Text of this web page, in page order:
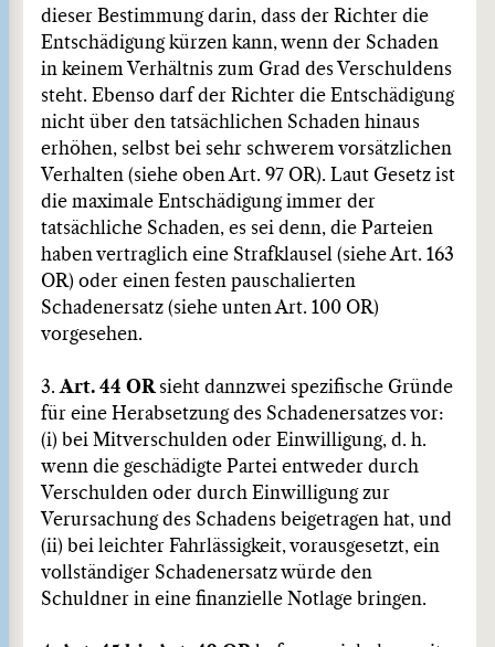
dieser Bestimmung darin, dass der Richter die
Entschädigung kürzen kann, wenn der Schaden
in keinem Verhältnis zum Grad des Verschuldens
steht. Ebenso darf der Richter die Entschädigung
nicht über den tatsächlichen Schaden hinaus
erhöhen, selbst bei sehr schwerem vorsätzlichen
Verhalten (siehe oben Art. 97 OR). Laut Gesetz ist
die maximale Entschädigung immer der
tatsächliche Schaden, es sei denn, die Parteien
haben vertraglich eine Strafklausel (siehe Art. 163
OR) oder einen festen pauschalierten
Schadenersatz (siehe unten Art. 100 OR)
vorgesehen.
3. Art. 44 OR sieht dannzwei spezifische Gründe
für eine Herabsetzung des Schadenersatzes vor:
(i) bei Mitverschulden oder Einwilligung, d. h.
wenn die geschädigte Partei entweder durch
Verschulden oder durch Einwilligung zur
Verursachung des Schadens beigetragen hat, und
(ii) bei leichter Fahrlässigkeit, vorausgesetzt, ein
vollständiger Schadenersatz würde den
Schuldner in eine finanzielle Notlage bringen.